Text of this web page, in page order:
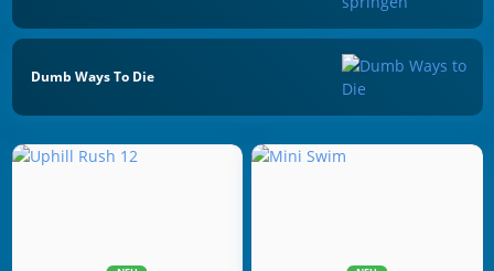
Dumb Ways To Die